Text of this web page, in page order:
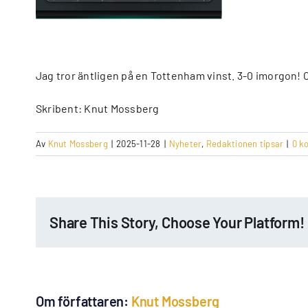
Jag tror äntligen på en Tottenham vinst. 3-0 imorgon!
Skribent: Knut Mossberg
Av Knut Mossberg | 2025-11-28 | Nyheter, Redaktionen tipsar | 0
Share This Story, Choose Your Platform!
Om författaren: Knut Mossberg